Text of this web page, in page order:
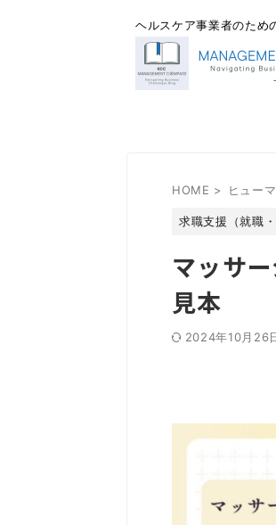
ヘルスケア事業者のため
HOME > ヒュー
求職支援（就職
マッサ
見本
2024年10月26